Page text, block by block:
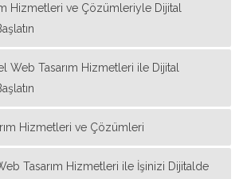
Hizmetleri ve Çözümleriyle Dijital
Web Tasarım Hizmetleri ile Dijital
Hizmetleri ve Çözümleri
Tasarım Hizmetleri ile İşinizi Dijitalde